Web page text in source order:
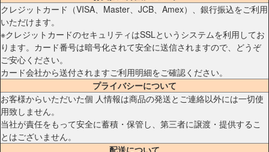
クレジットカード（VISA、Master、JCB、Amex）、銀行振込をご利用
いただけます。
※クレジットカードのセキュリティはSSLというシステムを利用してお
ります。カード番号は暗号化されて安全に送信されますので、どうぞ
ご安心ください。
カード会社から送付されますご利用明細をご確認ください。
プライバシーについて
お客様からいただいた個 人情報は商品の発送とご連絡以外には一切使
用致しません。
当社が責任をもって安全に蓄積・保管し、第三者に譲渡・提供するこ
とはございません。